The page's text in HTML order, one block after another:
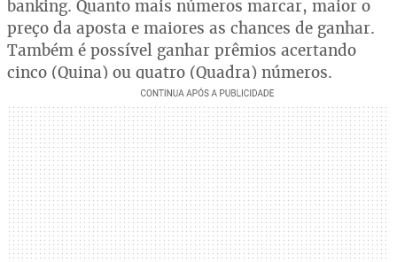
banking. Quanto mais números marcar, maior o
preço da aposta e maiores as chances de ganhar.
Também é possível ganhar prêmios acertando
cinco (Quina) ou quatro (Quadra) números.